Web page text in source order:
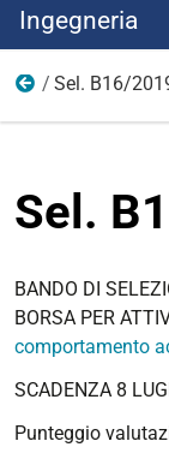
Ingegneria
2019
Sel. B16/
Sel.
BANDO DI
BORSA PER
comportamento
SCADENZA 8
Punteggio